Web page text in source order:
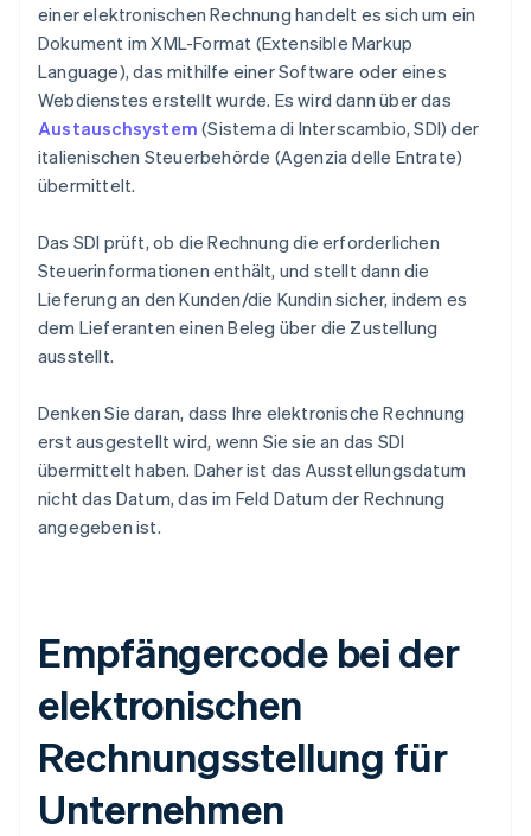
einer elektronischen Rechnung handelt es sich um ein
Dokument im XML-Format (Extensible Markup
Language), das mithilfe einer Software oder eines
Webdienstes erstellt wurde. Es wird dann über das
Austauschsystem (Sistema di Interscambio, SDI) der
italienischen Steuerbehörde (Agenzia delle Entrate)
übermittelt.
Das SDI prüft, ob die Rechnung die erforderlichen
Steuerinformationen enthält, und stellt dann die
Lieferung an den Kunden/die Kundin sicher, indem es
dem Lieferanten einen Beleg über die Zustellung
ausstellt.
Denken Sie daran, dass Ihre elektronische Rechnung
erst ausgestellt wird, wenn Sie sie an das SDI
übermittelt haben. Daher ist das Ausstellungsdatum
nicht das Datum, das im Feld Datum der Rechnung
angegeben ist.
Empfängercode bei der
elektronischen
Rechnungsstellung für
Unternehmen